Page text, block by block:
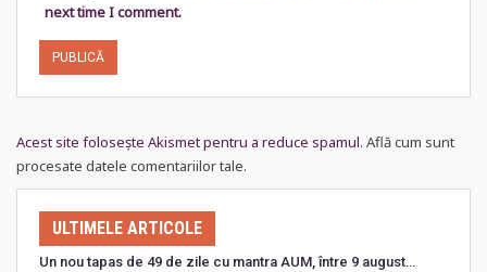
next time I comment.
Acest site folosește Akismet pentru a reduce spamul. Află cum sunt
procesate datele comentariilor tale.
ULTIMELE ARTICOLE
Un nou tapas de 49 de zile cu mantra AUM, între 9 august…